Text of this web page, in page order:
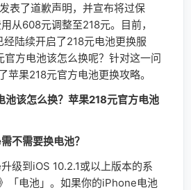
表了道歉声明，并宣布将过保
从608元调整至218元。目前，
陆续开启了218元电池更换服
官方电池该怎么换呢？针对这一问
苹果218元官方电池更换攻略。
该怎么换？苹果218元官方电池
需要换电池？
到iOS 10.2.1或以上版本的系
「电池」。如果你的iPhone电池